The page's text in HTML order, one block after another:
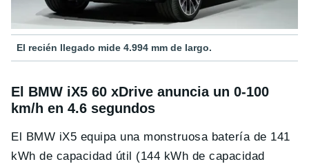
El recién llegado mide 4.994 mm de largo.
El BMW iX5 60 xDrive anuncia un 0-100
km/h en 4.6 segundos
El BMW iX5 equipa una monstruosa batería de 141
kWh de capacidad útil (144 kWh de capacidad